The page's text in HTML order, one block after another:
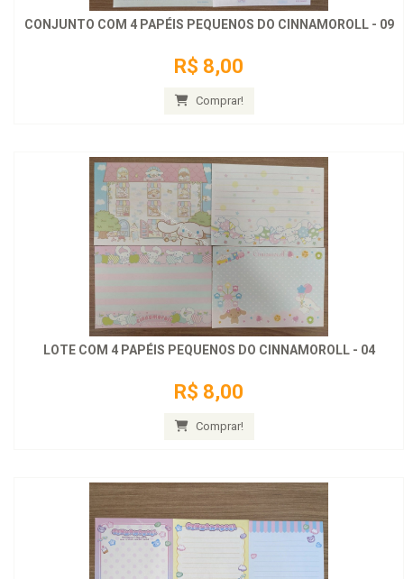
CONJUNTO COM 4 PAPÉIS PEQUENOS DO CINNAMOROLL - 09
R$ 8,00
Comprar!
LOTE COM 4 PAPÉIS PEQUENOS DO CINNAMOROLL - 04
R$ 8,00
Comprar!